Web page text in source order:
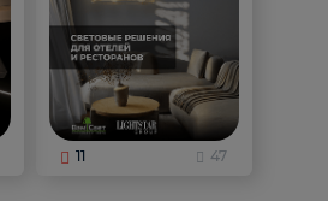
11 47